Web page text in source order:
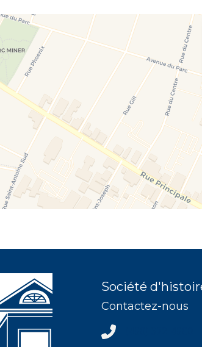
Société
Contactez-nous
(450) 372-4500